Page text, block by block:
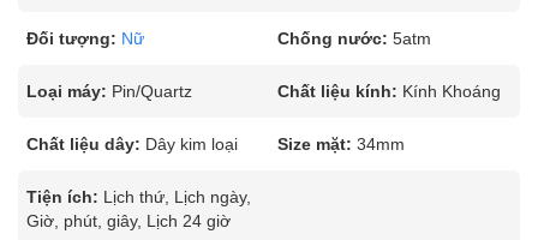
Đối tượng: Nữ Chống nước: 5atm
Loại máy: Pin/Quartz Chất liệu kính: Kính Khoáng
Chất liệu dây: Dây kim loại Size mặt: 34mm
Tiện ích: Lịch thứ, Lịch ngày,
Giờ, phút, giây, Lịch 24 giờ